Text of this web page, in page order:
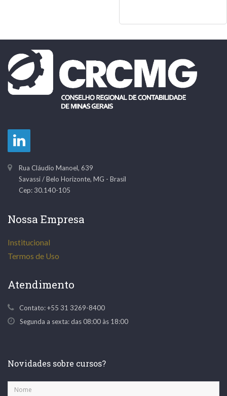
Rua Cláudio Manoel, 639
Savassi/Belo Horizonte, MG - Brasil
Cep: 30.140-105
Nossa Empresa
Institucional
Termos de Uso
Atendimento
Contato:+55 31 3269-8400
Segunda a sexta: das 08:00 às 18:00
Novidades sobre cursos?